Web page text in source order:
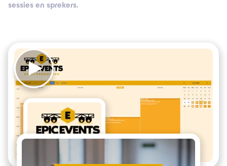
sessies en sprekers.